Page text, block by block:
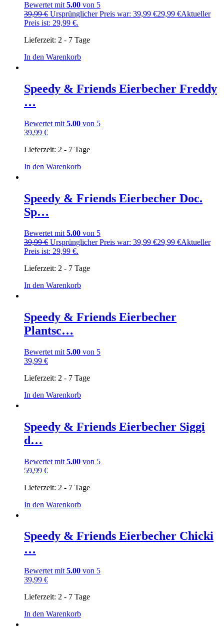
Bewertet mit 5.00 von 5
39,99€ Ursprünglicher Preis war: 39,99 €29,99 €Aktueller
Preis ist: 29,99 €.
Lieferzeit: 2 - 7 Tage
In den Warenkorb
Speedy & Friends Eierbecher Freddy
…
Bewertet mit 5.00 von 5
39,99 €
Lieferzeit: 2 - 7 Tage
In den Warenkorb
Speedy & Friends Eierbecher Doc.
Sp…
Bewertet mit 5.00 von 5
39,99€ Ursprünglicher Preis war: 39,99 €29,99 €Aktueller
Preis ist: 29,99 €.
Lieferzeit: 2 - 7 Tage
In den Warenkorb
Speedy & Friends Eierbecher
Plantsc…
Bewertet mit 5.00 von 5
39,99 €
Lieferzeit: 2 - 7 Tage
In den Warenkorb
Speedy & Friends Eierbecher Siggi
d…
Bewertet mit 5.00 von 5
59,99 €
Lieferzeit: 2 - 7 Tage
In den Warenkorb
Speedy & Friends Eierbecher Chicki
…
Bewertet mit 5.00 von 5
39,99 €
Lieferzeit: 2 - 7 Tage
In den Warenkorb